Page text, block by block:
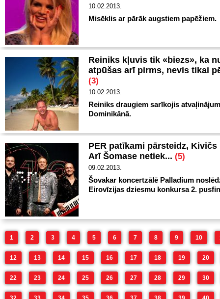
10.02.2013.
Misēklis ar pārāk augstiem papēžiem.
Reiniks kļuvis tik «biezs», ka
atpūšas arī pirms, nevis tikai
(3)
10.02.2013.
Reiniks draugiem sarīkojis
Dominikānā.
PER patīkami pārsteidz, Kivičs
Arī Šomase netiek... (5)
09.02.2013.
Šovakar koncertzālē Palladium
Eirovīzijas dziesmu konkursa 2.
1 2 3 4 5 6 7 8 9 10
12 13 14 15 16 17 18 19 20
22 23 24 25 26 27 28 29 30